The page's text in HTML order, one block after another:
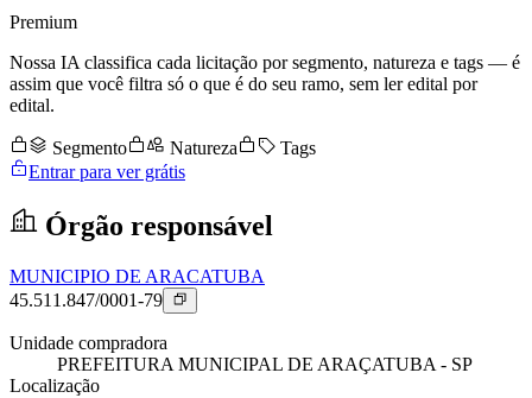
Premium
Nossa IA classifica cada licitação por segmento, natureza e tags — é
assim que você filtra só o que é do seu ramo, sem ler edital por
edital.
Segmento Natureza
Tags
Entrar para ver grátis
Órgão responsável
MUNICIPIO DE ARACATUBA
45.511.847/0001-79
Unidade compradora
PREFEITURA MUNICIPAL DE ARAÇATUBA - SP
Localização